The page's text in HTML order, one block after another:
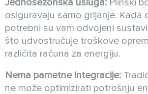
Jednosezonska usluga: Plinski
osiguravaju samo grijanje. Kada
potrebni su vam odvojeni
što udvostručuje troškove
različita računa za energiju.
Nema pametne integracije:
ne može optimizirati potrošnju